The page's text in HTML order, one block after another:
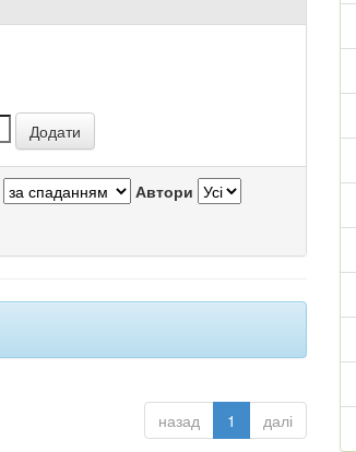
Автори
назад 1 далі